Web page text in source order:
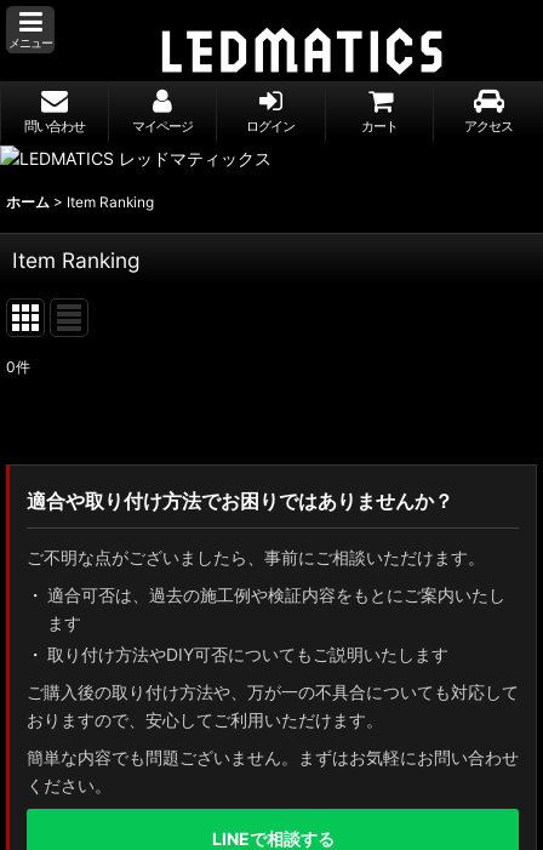
メニュー
問い合わせ マイページ ログイン カート アクセス
ホーム > Item Ranking
Item Ranking
0件
適合や取り付け方法でお困りではありませんか？
ご不明な点がございましたら、事前にご相談いただけます。
適合可否は、過去の施工例や検証内容をもとにご案内いたし
ます
取り付け方法やDIY可否についてもご説明いたします
ご購入後の取り付け方法や、万が一の不具合についても対応して
おりますので、安心してご利用いただけます。
簡単な内容でも問題ございません。まずはお気軽にお問い合わせ
ください。
LINEで相談する